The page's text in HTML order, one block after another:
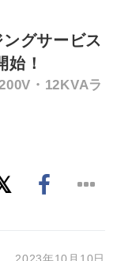
グサービス
！
・12KVAラ